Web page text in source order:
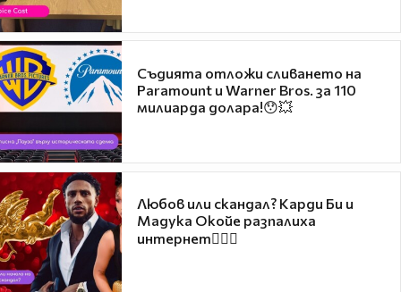
Съдията отложи сливането на
Paramount и Warner Bros. за 110
милиарда долара!😯💥
Любов или скандал? Карди Би и
Мадука Окойе разпалиха
интернет❤️‍🔥🔥